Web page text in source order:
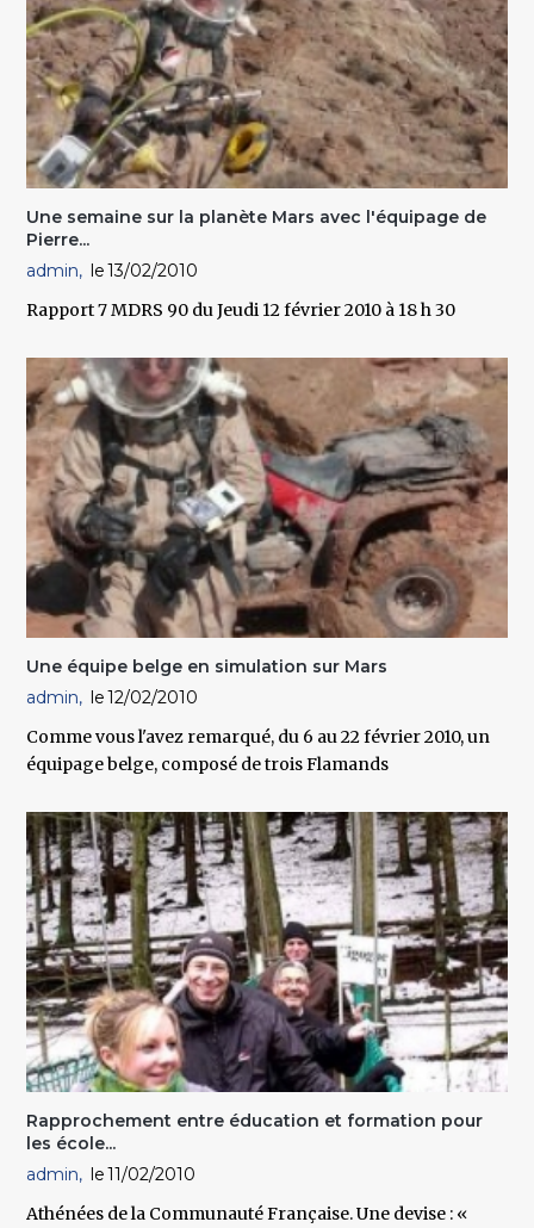
Une semaine sur la planète Mars avec l'équipage de
Pierre...
admin
13/02/2010
Rapport 7 MDRS 90 du Jeudi 12 février 2010 à 18 h 30
Une équipe belge en simulation sur Mars
admin
12/02/2010
Comme vous l'avez remarqué, du 6 au 22 février 2010, un
équipage belge, composé de trois Flamands
Rapprochement entre éducation et formation pour
les école...
admin
11/02/2010
Athénées de la Communauté Française. Une devise : «